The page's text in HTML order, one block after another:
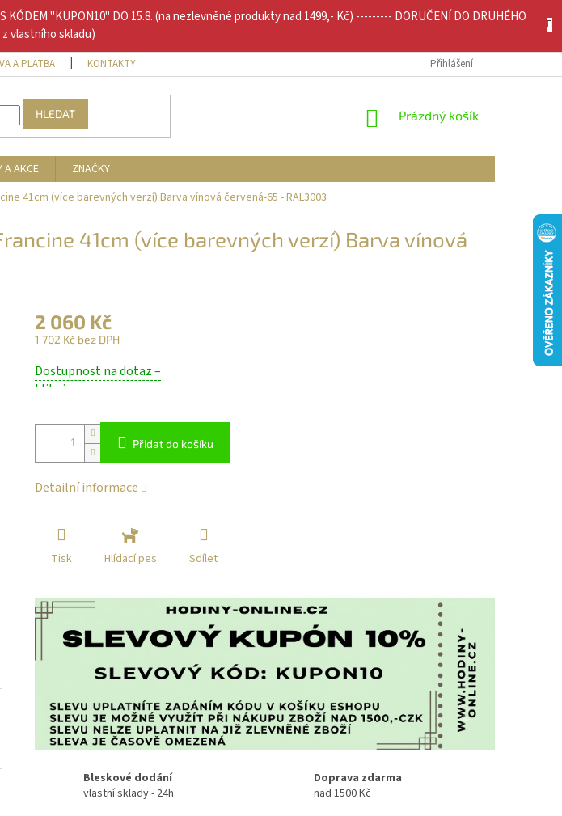
"KUPON10" DO 15.8. (na nezlevněné produkty nad 1499,- Kč) --------- DORUČENÍ DO DRUHÉHO
vlastního skladu)
A PLATBA KONTAKTY Přihlášení
HLEDAT
NÁKUPNÍ
Prázdný košík
A AKCE
ZNAČKY
41cm (více barevných verzí) Barva vínová červená-65 - RAL3003
41cm (více barevných verzí) Barva vínová
2 060 Kč
1 702 Kč bez DPH
cena:
Dostupnost na dotaz –
klikni
Přidat do košíku
Detailní informace
Tisk Hlídací pes Sdílet
Bleskové dodání
vlastní sklady - 24h
Doprava zdarma
nad 1500 Kč